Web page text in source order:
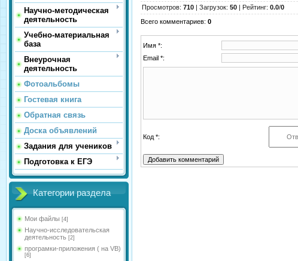
Научно-методическая
деятельность
Учебно-материальная
база
Внеурочная
деятельность
Фотоальбомы
Гостевая книга
Обратная связь
Доска объявлений
Задания для учеников
Подготовка к ЕГЭ
Категории раздела
Мои файлы [4]
Научно-исследовательская
деятельность [2]
програмки-приложения ( на VB)
[6]
Просмотров: 710 | Загрузок: 50 | Рейтинг: 0.0/0
Всего комментариев: 0
Имя *:
Email *:
Код *: